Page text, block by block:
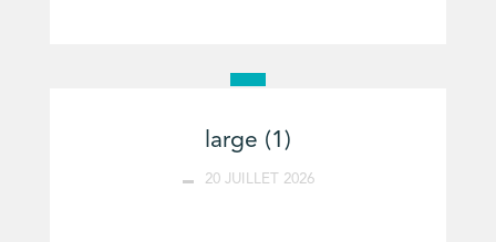
large (1)
20 JUILLET 2026